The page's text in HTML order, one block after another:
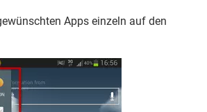
Apps einzeln auf den